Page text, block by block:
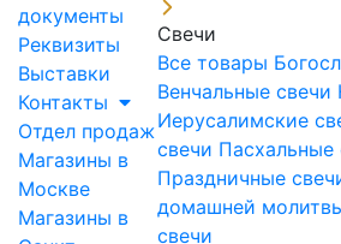
документы
Реквизиты
Выставки
Контакты
Отдел продаж
Магазины в
Москве
Магазины в
Свечи
Все товары
Венчальные свечи
Иерусалимские
свечи Пасхальные
Праздничные
домашней
свечи